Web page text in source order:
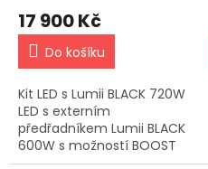
17 900 Kč
Do košíku
Kit LED s Lumii BLACK 720W
LED s externím
předřadníkem Lumii BLACK
600W s možností BOOST
navýšení výkonu o 20% a